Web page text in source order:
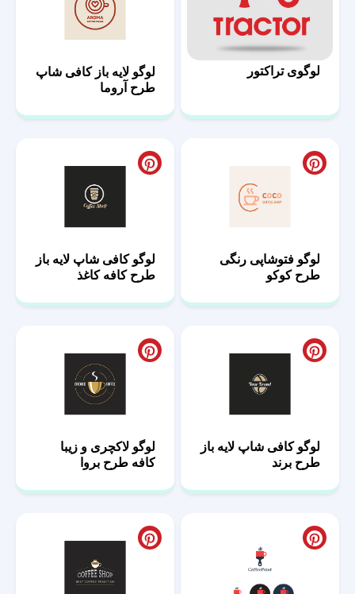
لوگوی تراکتور
لوگو لایه باز کافی شاپ
طرح آروما
لوگو فتوشاپی رنگی
طرح کوکو
لوگو کافی شاپ لایه باز
طرح کافه کاغذ
لوگو کافی شاپ لایه باز
طرح برند
لوگو لاکچری و زیبا
کافه طرح بروا